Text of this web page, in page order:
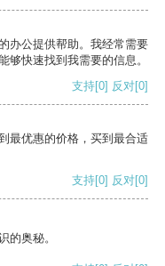
办公提供帮助。我经常需要
够快速找到我需要的信息。
支持[0] 反对[0]
最优惠的价格，买到最合适
支持[0] 反对[0]
的奥秘。